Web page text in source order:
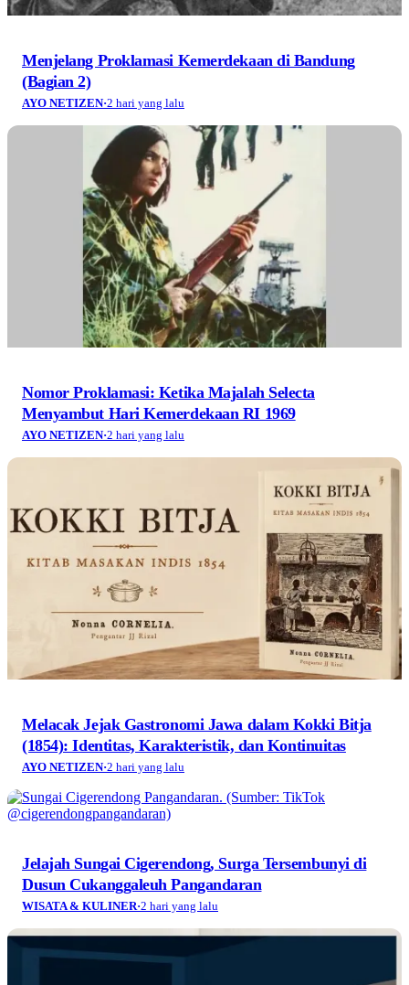
Menjelang Proklamasi Kemerdekaan di Bandung
(Bagian 2)
AYO NETIZEN·2 hari yang lalu
Nomor Proklamasi: Ketika Majalah Selecta
Menyambut Hari Kemerdekaan RI 1969
AYO NETIZEN·2 hari yang lalu
Melacak Jejak Gastronomi Jawa dalam Kokki Bitja
(1854): Identitas, Karakteristik, dan Kontinuitas
AYO NETIZEN·2 hari yang lalu
Jelajah Sungai Cigerendong, Surga Tersembunyi di
Dusun Cukanggaleuh Pangandaran
WISATA & KULINER·2 hari yang lalu